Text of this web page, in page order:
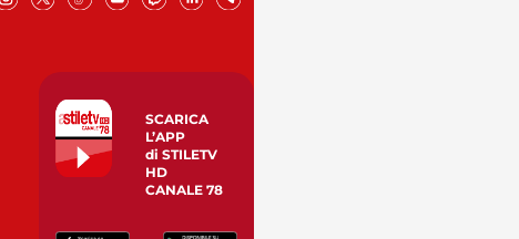
SCARICA
L’APP
di STILETV
HD
CANALE 78